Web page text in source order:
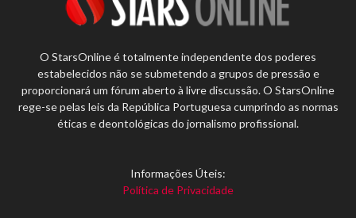
O StarsOnline é totalmente independente dos poderes
estabelecidos não se submetendo a grupos de pressão e
proporcionará um fórum aberto à livre discussão. O StarsOnline
rege-se pelas leis da República Portuguesa cumprindo as normas
éticas e deontológicas do jornalismo profissional.
Informações Úteis:
Política de Privacidade